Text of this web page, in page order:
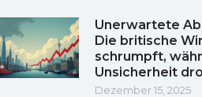
Unerwartete
Die britische
schrumpft,
Unsicherheit
Dezember 15, 2025